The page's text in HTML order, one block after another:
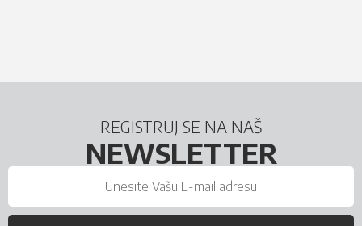
REGISTRUJ SE NA NAŠ
NEWSLETTER